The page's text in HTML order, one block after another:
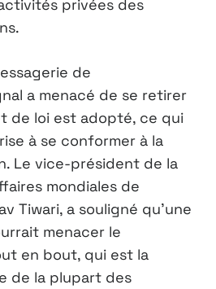
privées des
de
a menacé de se retirer
de loi est adopté, ce qui
à se conformer à la
Le vice-président de la
mondiales de
Tiwari, a souligné qu’une
menacer le
en bout, qui est la
de la plupart des